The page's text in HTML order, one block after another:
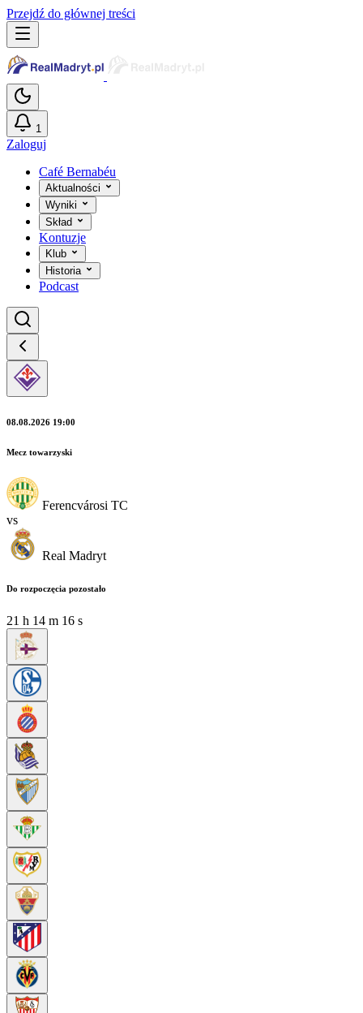
Przejdź do głównej treści
1
Zaloguj
Café Bernabéu
Aktualności
Wyniki
Skład
Kontuzje
Klub
Historia
Podcast
08.08.2026 19:00
Mecz towarzyski
Ferencvárosi TC
vs
Real Madryt
Do rozpoczęcia pozostało
21 h 14 m 15 s